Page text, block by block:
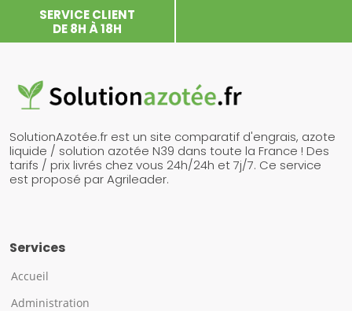
SERVICE CLIENT
DE 8H À 18H
SolutionAzotée.fr est un site comparatif d'engrais, azote
liquide / solution azotée N39 dans toute la France ! Des
tarifs / prix livrés chez vous 24h/24h et 7j/7. Ce service
est proposé par Agrileader.
Services
Accueil
Administration